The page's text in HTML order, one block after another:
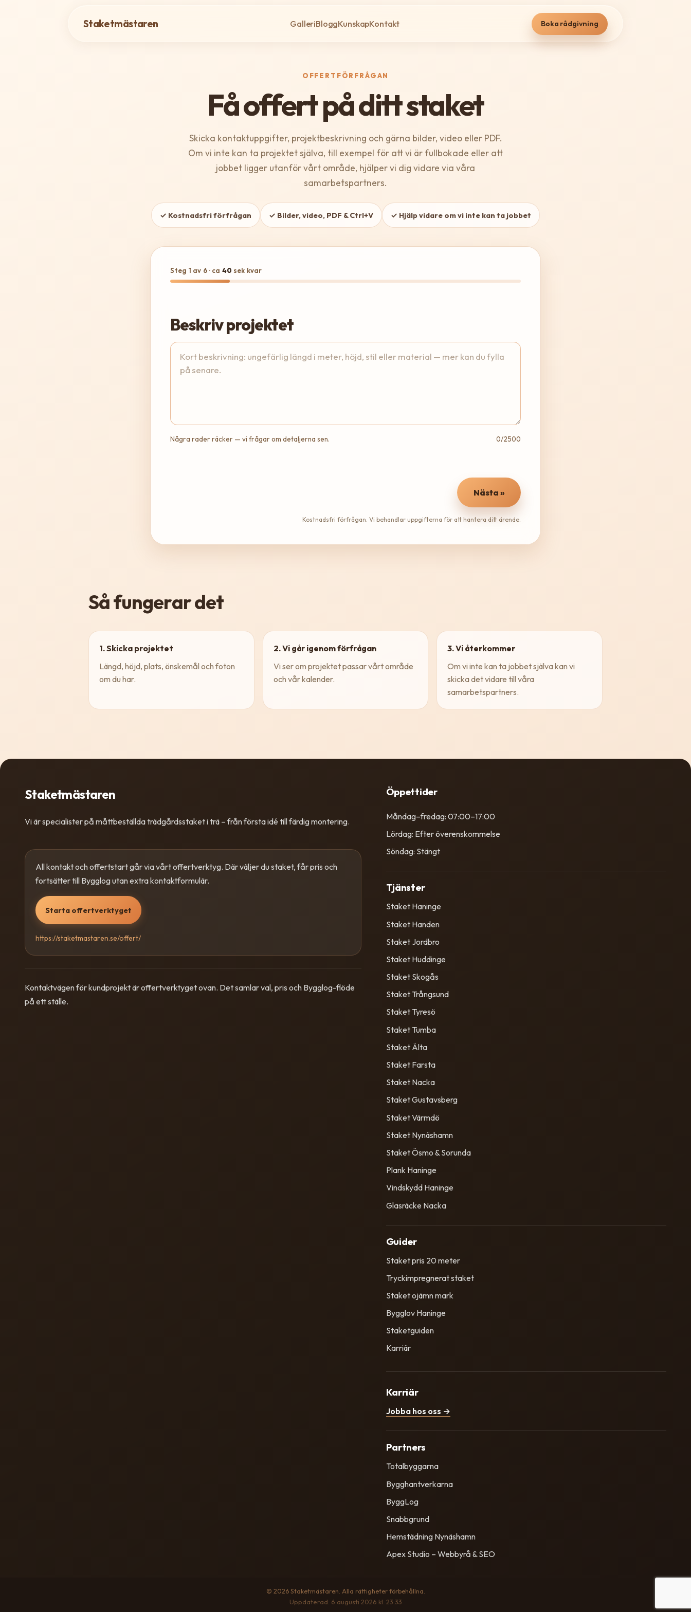
Staketmästaren GalleriBloggKunskapKontakt Boka rådgivning
OFFERTFÖRFRÅGAN
Få offert på ditt staket
Skicka kontaktuppgifter, projektbeskrivning och gärna bilder, video eller PDF.
Om vi inte kan ta projektet själva, till exempel för att vi är fullbokade eller att
jobbet ligger utanför vårt område, hjälper vi dig vidare via våra
samarbetspartners.
✓ Kostnadsfri förfrågan ✓ Bilder, video, PDF & Ctrl+V ✓ Hjälp vidare om vi inte kan ta jobbet
Steg 1 av 6· ca 40 sek kvar
Beskriv projektet
Några rader räcker — vi frågar om detaljerna sen. 0/2500
Nästa »
Kostnadsfri förfrågan. Vi behandlar uppgifterna för att hantera ditt ärende.
Så fungerar det
1. Skicka projektet
Längd, höjd, plats, önskemål och foton
om du har.
2. Vi går igenom förfrågan
Vi ser om projektet passar vårt område
och vår kalender.
3. Vi återkommer
Om vi inte kan ta jobbet själva kan vi
skicka det vidare till våra
samarbetspartners.
Staketmästaren
Vi är specialister på måttbeställda trädgårdsstaket i trä – från första idé till färdig montering.
All kontakt och offertstart går via vårt offertverktyg. Där väljer du staket, får pris och
fortsätter till Bygglog utan extra kontaktformulär.
Starta offertverktyget
https://staketmastaren.se/offert/
Kontaktvägen för kundprojekt är offertverktyget ovan. Det samlar val, pris och Bygglog-flöde
på ett ställe.
Öppettider
Måndag–fredag: 07:00–17:00
Lördag: Efter överenskommelse
Söndag: Stängt
Tjänster
Staket Haninge
Staket Handen
Staket Jordbro
Staket Huddinge
Staket Skogås
Staket Trångsund
Staket Tyresö
Staket Tumba
Staket Älta
Staket Farsta
Staket Nacka
Staket Gustavsberg
Staket Värmdö
Staket Nynäshamn
Staket Ösmo & Sorunda
Plank Haninge
Vindskydd Haninge
Glasräcke Nacka
Guider
Staket pris 20 meter
Tryckimpregnerat staket
Staket ojämn mark
Bygglov Haninge
Staketguiden
Karriär
Karriär
Jobba hos oss →
Partners
Totalbyggarna
Bygghantverkarna
ByggLog
Snabbgrund
Hemstädning Nynäshamn
Apex Studio – Webbyrå & SEO
© 2026 Staketmästaren. Alla rättigheter förbehållna.
Uppdaterad: 6 augusti 2026 kl. 23:33